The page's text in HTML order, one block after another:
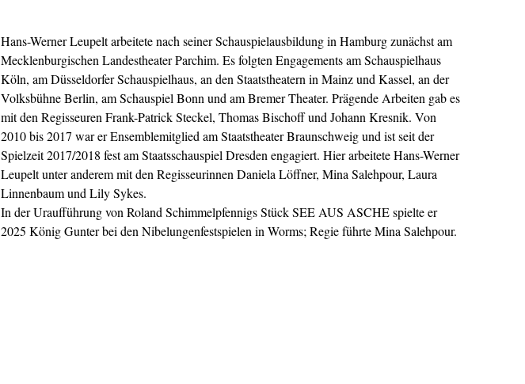
Hans-Werner Leupelt arbeitete nach seiner Schauspielausbildung in Hamburg zunächst am
Mecklenburgischen Landestheater Parchim. Es folgten Engagements am Schauspielhaus
Köln, am Düsseldorfer Schauspielhaus, an den Staatstheatern in Mainz und Kassel, an der
Volksbühne Berlin, am Schauspiel Bonn und am Bremer Theater. Prägende Arbeiten gab es
mit den Regisseuren Frank-Patrick Steckel, Thomas Bischoff und Johann Kresnik. Von
2010 bis 2017 war er Ensemblemitglied am Staatstheater Braunschweig und ist seit der
Spielzeit 2017/2018 fest am Staatsschauspiel Dresden engagiert. Hier arbeitete Hans-Werner
Leupelt unter anderem mit den Regisseurinnen Daniela Löffner, Mina Salehpour, Laura
Linnenbaum und Lily Sykes.
In der Uraufführung von Roland Schimmelpfennigs Stück SEE AUS ASCHE spielte er
2025 König Gunter bei den Nibelungenfestspielen in Worms; Regie führte Mina Salehpour.